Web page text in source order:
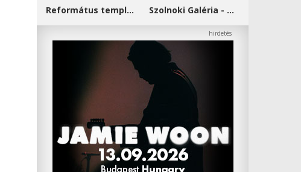
Református templom - Salgótarján Szolnoki Galéria - Damjanich János Múzeum